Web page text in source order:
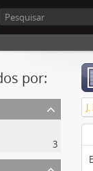
por:
3